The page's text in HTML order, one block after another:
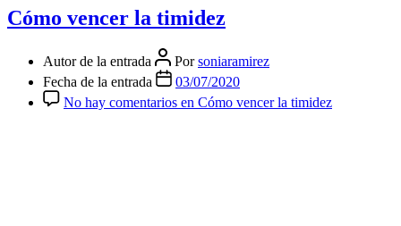
Cómo vencer la timidez
Autor de la entrada Porsoniaramirez
Fecha de la entrada
03/07/2020
No hay comentarios en Cómo vencer la timidez